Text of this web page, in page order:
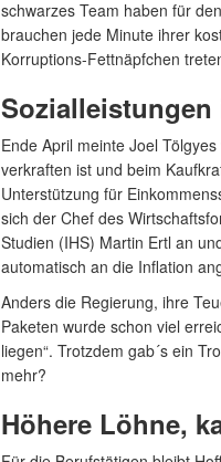
schwarzes Team haben für
brauchen jede Minute ihrer
Korruptions-Fettnäpfchen
Sozialleistungen
Ende April meinte Joel
verkraften ist und beim
Unterstützung für
sich der Chef des
Studien (IHS) Martin Ertl an
automatisch an die Inflation
Anders die Regierung, ihre
Paketen wurde schon viel
liegen“. Trotzdem gab´s ein
mehr?
Höhere Löhne,